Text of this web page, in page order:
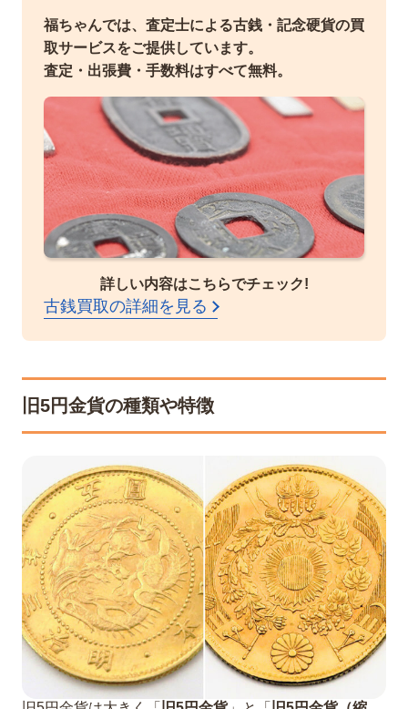
福ちゃんでは、査定士による古銭・記念硬貨の買
取サービスをご提供しています。
査定・出張費・手数料はすべて無料。
詳しい内容はこちらでチェック!
古銭買取の詳細を見る
旧5円金貨の種類や特徴